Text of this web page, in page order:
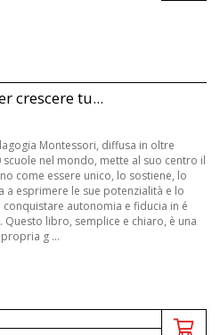
crescere tu...
Montessori, diffusa in oltre
scuole nel mondo, mette al suo centro il
come essere unico, lo sostiene, lo
a esprimere le sue potenzialità e lo
conquistare autonomia e fiducia in é
Questo libro, semplice e chiaro, è una
g ...